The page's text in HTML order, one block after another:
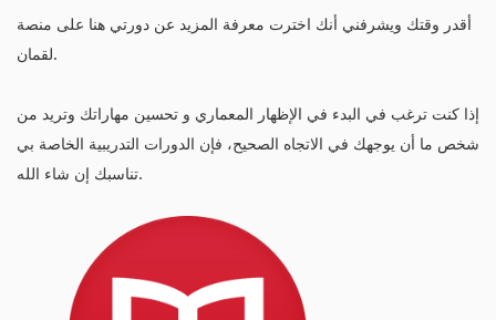
أقدر وقتك ويشرفني أنك اخترت معرفة المزيد عن دورتي هنا على منصة
لقمان.
إذا كنت ترغب في البدء في الإظهار المعماري و تحسين مهاراتك وتريد من
شخص ما أن يوجهك في الاتجاه الصحيح، فإن الدورات التدريبية الخاصة بي
تناسبك إن شاء الله.